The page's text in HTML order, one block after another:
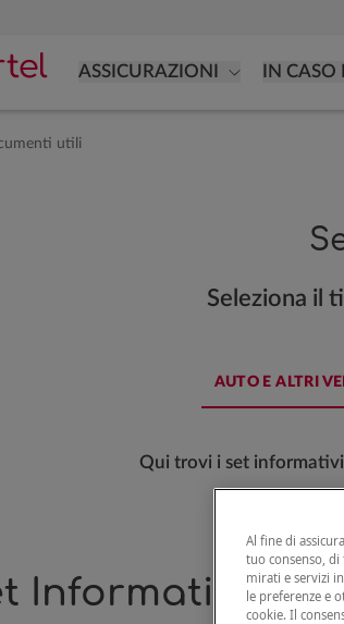
ASSICURAZIONI IN
utili
Seleziona il
AUTO E ALTRI
Qui trovi i set
Informativo
Al fine di
tuo consenso,
mirati e servizi
le preferenze e
cookie. Il